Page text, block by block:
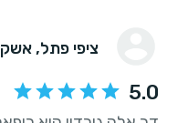
ציפי פתל,
5.0